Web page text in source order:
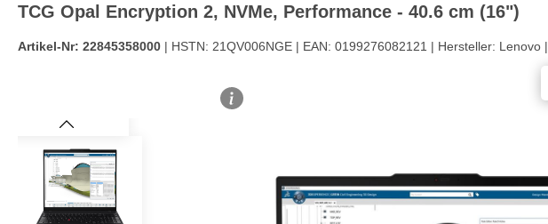
TCG Opal Encryption 2, NVMe, Performance - 40.6 cm (16")
Artikel-Nr: 22845358000 | HSTN: 21QV006NGE | EAN: 0199276082121 | Hersteller: Lenovo |
Bildergalerie überspringen